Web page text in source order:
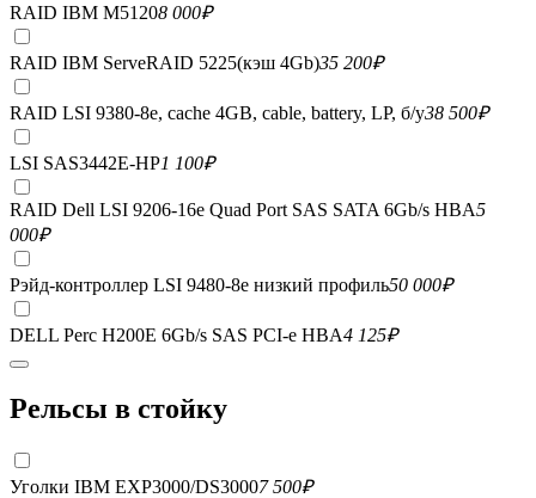
RAID IBM M51208 000₽
RAID IBM ServeRAID 5225(кэш 4Gb)35 200₽
RAID LSI 9380-8e, сache 4GB, cable, battery, LP, б/у38 500₽
LSI SAS3442E-HP1 100₽
RAID Dell LSI 9206-16e Quad Port SAS SATA 6Gb/s HBA5
000₽
Рэйд-контроллер LSI 9480-8e низкий профиль50 000₽
DELL Perc H200E 6Gb/s SAS PCI-e HBA4 125₽
Рельсы в стойку
Уголки IBM EXP3000/DS30007 500₽